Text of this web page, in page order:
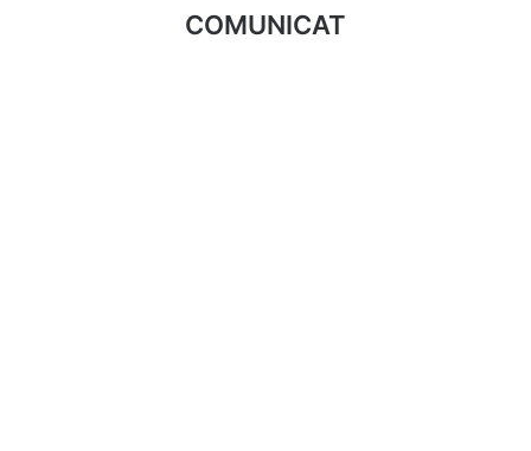
COMUNICAT